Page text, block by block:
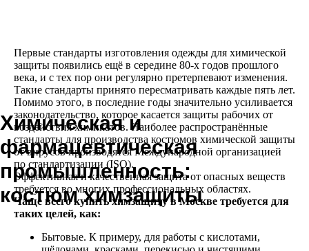
Химическая и
фармацевтическая
промышленность:
костюм химзащиты
Первые стандарты изготовления одежды для химической
защиты появились ещё в середине 80-х годов прошлого
века, и с тех пор они регулярно претерпевают изменения.
Такие стандарты принято пересматривать каждые пять лет.
Помимо этого, в последние годы значительно усиливается
законодательство, которое касается защиты рабочих от
воздействия химикатов. Наиболее распространённые
стандарты для производства костюмов химической защиты
от вирусов производятся Международной организацией
по стандартизации (ISO).
Эффективная и качественная защита от опасных веществ
требуется во многих профессиональных областях.
Чаще всего купить химзащиту в Москве требуется для
таких целей, как:
Бытовые. К примеру, для работы с кислотами,